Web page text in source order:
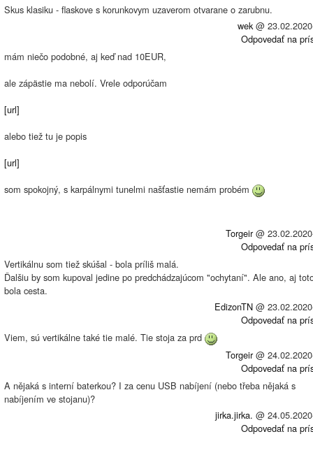
Skus klasiku - flaskove s korunkovym uzaverom otvarane o zarubnu.
wek@
Odpovedať na
mám niečo podobné, aj keď nad 10EUR,
ale zápästie ma nebolí. Vrele odporúčam
[url]
alebo tiež tu je popis
[url]
som spokojný, s karpálnymi tunelmi našťastie nemám probém
Torgeir@
Odpovedať na
Vertikálnu som tiež skúšal - bola príliš malá.
Ďalšiu by som kupoval jedine po predchádzajúcom "ochytaní". Ale ano, aj
bola cesta.
EdizonTN @
Odpovedať na
Viem, sú vertikálne také tie malé. Tie stoja za prd
Torgeir@
Odpovedať na
A nějaká s interní baterkou? I za cenu USB nabíjení (nebo třeba nějaká s
nabíjením ve stojanu)?
jirka.jirka. @
Odpovedať na